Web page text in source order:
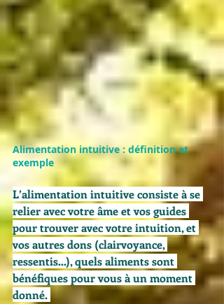
Alimentation intuitive : définition et
exemple
L’alimentation intuitive consiste à se
relier avec votre âme et vos guides
pour trouver avec votre intuition, et
vos autres dons (clairvoyance,
ressentis…), quels aliments sont
bénéfiques pour vous à un moment
donné.